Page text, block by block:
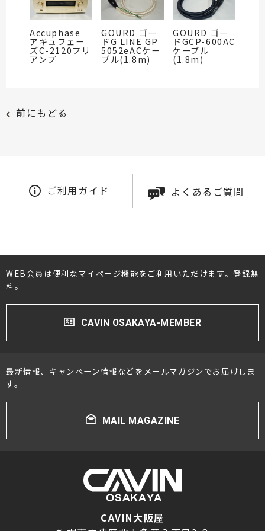
Accuphase
アキュフェー
ズC-2120プリ
アンプ
GOURD ゴー
ドG LINE GP
5052eACケー
ブル(1.8m)
GOURD ゴー
ドGCP-600AC
ケーブル
(1.8m)
前にもどる
ご利用ガイド よくあるご質問
WEB会員は便利なマイページ機能をご利用いただけます。登録無
料。
CAVIN OSAKAYA-MEMBER
最新情報、キャンペーン情報などをメールマガジンでお届けしま
す。
MAIL MAGAZINE
CAVIN大阪屋